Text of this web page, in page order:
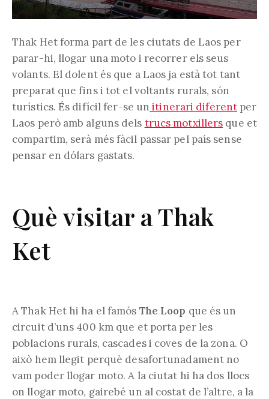
Thak Het forma part de les ciutats de Laos per
parar-hi, llogar una moto i recorrer els seus
volants. El dolent és que a Laos ja està tot tant
preparat que fins i tot el voltants rurals, són
turístics. És difícil fer-se un itinerari diferent per
Laos però amb alguns dels trucs motxillers que et
compartim, serà més fàcil passar pel país sense
pensar en dólars gastats.
Què visitar a Thak
Ket
A Thak Het hi ha el famós The Loop que és un
circuit d’uns 400 km que et porta per les
poblacions rurals, cascades i coves de la zona. O
això hem llegit perquè desafortunadament no
vam poder llogar moto. A la ciutat hi ha dos llocs
on llogar moto, gairebé un al costat de l’altre, a la